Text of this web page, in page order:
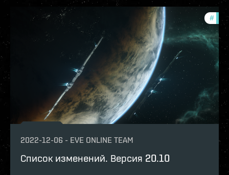
#
2022-12-06 - EVE ONLINE TEAM
Список изменений. Версия 20.10